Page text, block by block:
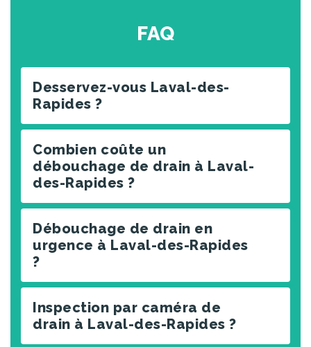
FAQ
Desservez-vous Laval-des-
Rapides ?
Combien coûte un
débouchage de drain à Laval-
des-Rapides ?
Débouchage de drain en
urgence à Laval-des-Rapides
?
Inspection par caméra de
drain à Laval-des-Rapides ?